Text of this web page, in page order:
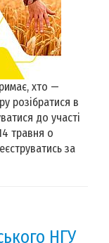
хто —
розібратися в
до участі
травня о
за
НГУ